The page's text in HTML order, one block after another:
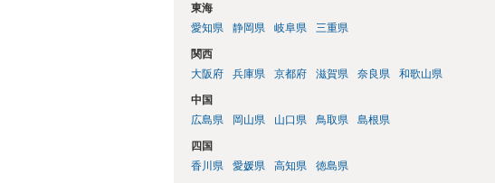
東海
愛知県
静岡県 岐阜県 三重県
関西
大阪府
兵庫県 京都府 滋賀県 奈良県 和歌山県
中国
広島県
岡山県 山口県 鳥取県 島根県
四国
香川県
愛媛県 高知県 徳島県